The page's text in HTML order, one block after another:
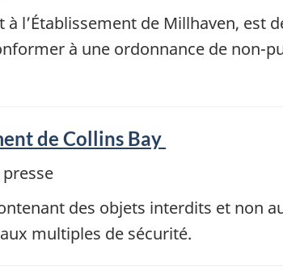
l’Établissement de Millhaven, est
à une ordonnance de non-
de Collins Bay
des objets interdits et non
multiples de sécurité.